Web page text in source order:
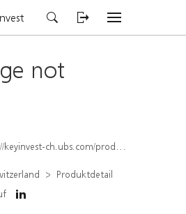
not
ch.ubs.com/produkt/detail/index/isin/CH1584640721
Produktdetail